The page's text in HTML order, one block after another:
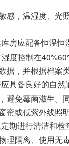
感，温湿度、光
房应配备恒温恒
度控制在
据，并根据档案
应具备良好的自然
避免霉菌滋生。
帘或低紫外线照明
期进行清洁和检
理隔离、使用无